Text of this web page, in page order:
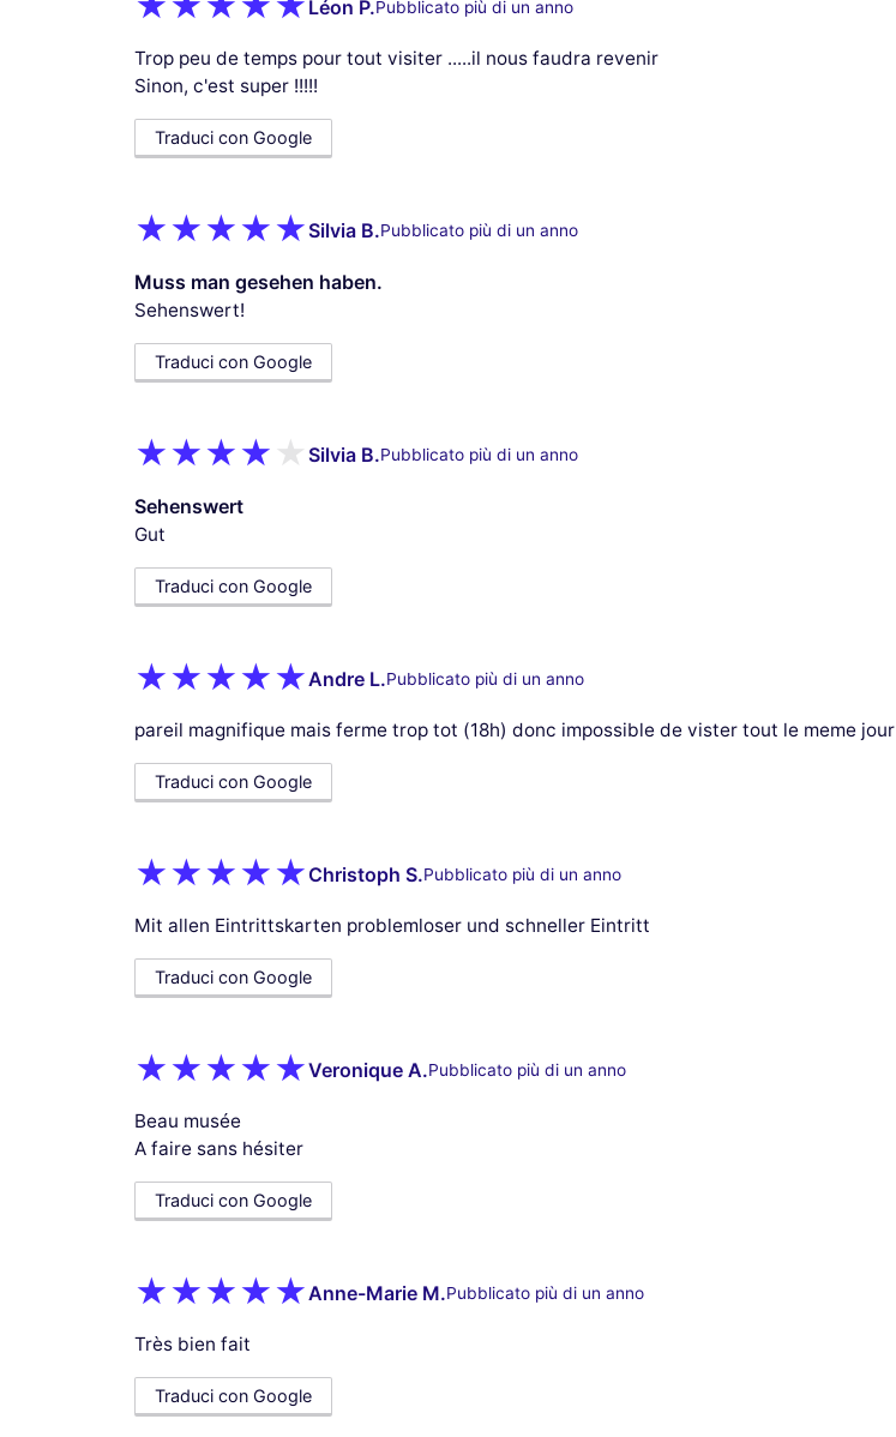
Léon P.Pubblicato più di un anno
Trop peu de temps pour tout visiter .....il nous faudra revenir
Sinon, c'est super !!!!!
Traduci con Google
Silvia B.Pubblicato più di un anno
Muss man gesehen haben.
Sehenswert!
Traduci con Google
Silvia B.Pubblicato più di un anno
Sehenswert
Gut
Traduci con Google
Andre L.Pubblicato più di un anno
pareil magnifique mais ferme trop tot (18h) donc impossible de vister tout le meme jour
Traduci con Google
Christoph S.Pubblicato più di un anno
Mit allen Eintrittskarten problemloser und schneller Eintritt
Traduci con Google
Veronique A.Pubblicato più di un anno
Beau musée
A faire sans hésiter
Traduci con Google
Anne-Marie M.Pubblicato più di un anno
Très bien fait
Traduci con Google